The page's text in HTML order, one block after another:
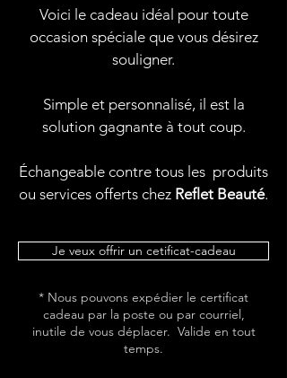
Voici le cadeau idéal pour toute
occasion spéciale que vous désirez
souligner.
Simple et personnalisé, il est la
solution gagnante à tout coup.
Échangeable contre tous les produits
ou services offerts chez Reflet Beauté.
Je veux offrir un cetificat-cadeau
* Nous pouvons expédier le certificat
cadeau par la poste ou par courriel,
inutile de vous déplacer. Valide en tout
temps.